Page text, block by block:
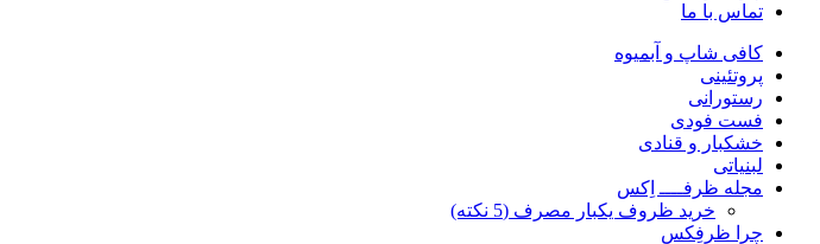
تماس با ما
کافی شاپ و آبمیوه
پروتئینی
رستورانی
فست فودی
خشکبار و قنادی
لبنیاتی
مجله ظرفــــ اِکس
خرید ظروف یکبار مصرف (5 نکته)
چرا ظرفِکس